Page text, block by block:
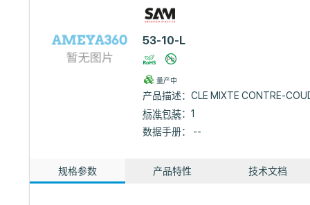
53-10-L
量产中
产品描述：CLE MIXTE CONTRE-
标准包装：1
数据手册： --
规格参数 产品特性 技术文档